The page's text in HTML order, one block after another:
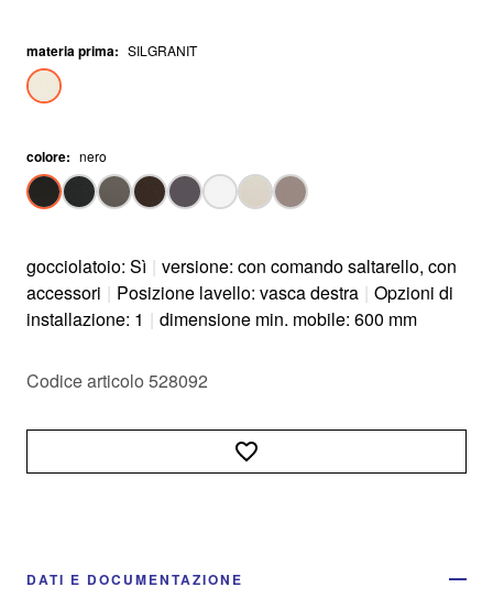
materia prima: SILGRANIT
colore: nero
gocciolatoio: Sì | versione: con comando saltarello, con
accessori | Posizione lavello: vasca destra | Opzioni di
installazione: 1 | dimensione min. mobile: 600 mm
Codice articolo 528092
DATI E DOCUMENTAZIONE